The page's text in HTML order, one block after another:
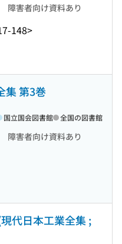
障害者向け資料あり
148>
集 第3巻
障害者向け資料あり
国立国会図書館 全国の図書館
代日本工業全集 ;